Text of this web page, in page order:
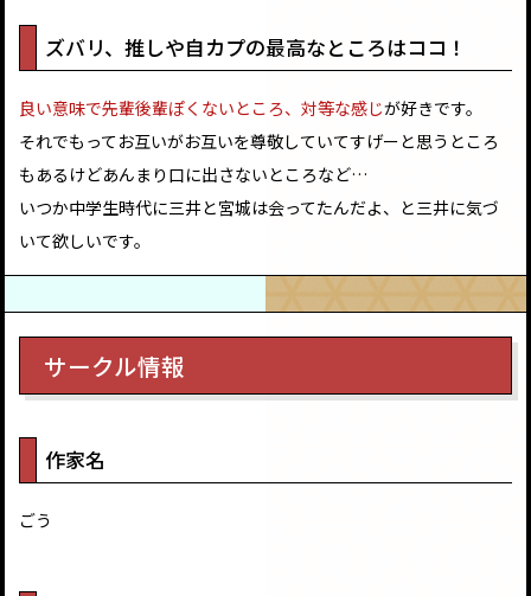
ズバリ、推しや自カプの最高なところはココ！
良い意味で先輩後輩ぽくないところ、対等な感じが好きです。
それでもってお互いがお互いを尊敬していてすげーと思うところ
もあるけどあんまり口に出さないところなど…
いつか中学生時代に三井と宮城は会ってたんだよ、と三井に気づ
いて欲しいです。
サークル情報
作家名
ごう